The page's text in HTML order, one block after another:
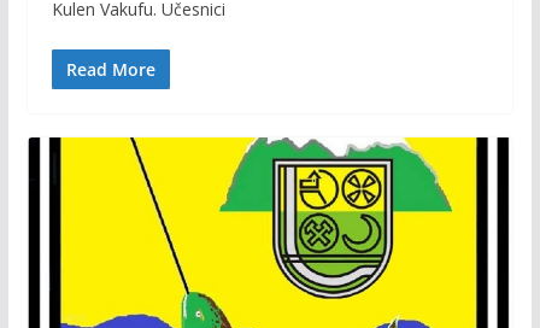
o
o
Kulen Vakufu. Učesnici
Read More